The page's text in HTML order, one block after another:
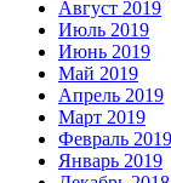
Август 2019
Июль 2019
Июнь 2019
Май 2019
Апрель 2019
Март 2019
Февраль 2019
Январь 2019